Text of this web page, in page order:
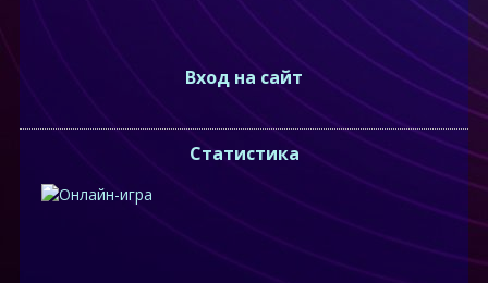
Вход на сайт
Статистика